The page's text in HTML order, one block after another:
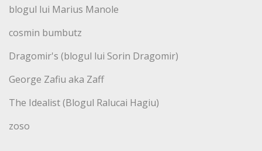
blogul lui Marius Manole
cosmin bumbutz
Dragomir's (blogul lui Sorin Dragomir)
George Zafiu aka Zaff
The Idealist (Blogul Ralucai Hagiu)
zoso